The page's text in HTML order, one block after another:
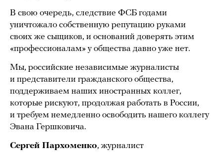
В свою очередь, следствие ФСБ годами
уничтожало собственную репутацию руками
своих же сыщиков, и оснований доверять этим
«профессионалам» у общества давно уже нет.
Мы, российские независимые журналисты
и представители гражданского общества,
поддерживаем наших иностранных коллег,
которые рискуют, продолжая работать в России,
и требуем немедленно освободить нашего коллегу
Эвана Гершковича.
Сергей Пархоменко, журналист